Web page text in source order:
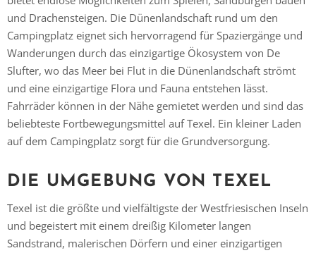
und Drachensteigen. Die Dünenlandschaft rund um den
Campingplatz eignet sich hervorragend für Spaziergänge und
Wanderungen durch das einzigartige Ökosystem von De
Slufter, wo das Meer bei Flut in die Dünenlandschaft strömt
und eine einzigartige Flora und Fauna entstehen lässt.
Fahrräder können in der Nähe gemietet werden und sind das
beliebteste Fortbewegungsmittel auf Texel. Ein kleiner Laden
auf dem Campingplatz sorgt für die Grundversorgung.
DIE UMGEBUNG VON TEXEL
Texel ist die größte und vielfältigste der Westfriesischen Inseln
und begeistert mit einem dreißig Kilometer langen
Sandstrand, malerischen Dörfern und einer einzigartigen
Vielen Dank für das Abonnieren unseres Newsletters.